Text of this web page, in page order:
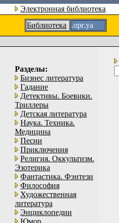
Электронная библиотека
Библиотека
.орг.уа
Разделы:
Бизнес литература
Гадание
Детективы. Боевики.
Триллеры
Детская литература
Наука. Техника.
Медицина
Песни
Приключения
Религия. Оккультизм.
Эзотерика
Фантастика. Фэнтези
Философия
Художественная
литература
Энциклопедии
Юмор